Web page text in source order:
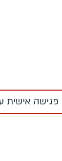
פגישה אישית